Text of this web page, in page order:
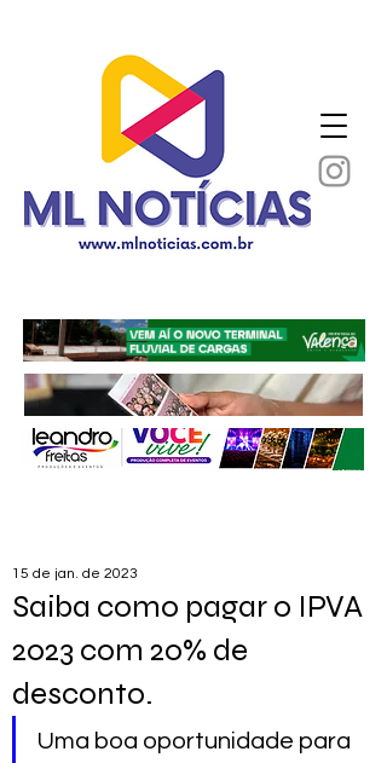
Saiba como pagar o IPVA
2023 com 20% de
desconto.
15 de jan. de 2023
Uma boa oportunidade para